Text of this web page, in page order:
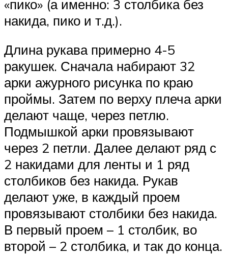
«пико» (а именно: 3 столбика без
накида, пико и т.д.).
Длина рукава примерно 4-5
ракушек. Сначала набирают 32
арки ажурного рисунка по краю
проймы. Затем по верху плеча арки
делают чаще, через петлю.
Подмышкой арки провязывают
через 2 петли. Далее делают ряд с
2 накидами для ленты и 1 ряд
столбиков без накида. Рукав
делают уже, в каждый проем
провязывают столбики без накида.
В первый проем – 1 столбик, во
второй – 2 столбика, и так до конца.